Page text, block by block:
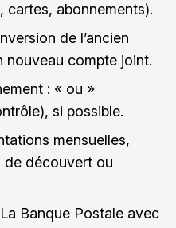
cartes, abonnements).
de l’ancien
nouveau compte joint.
: « ou »
si possible.
mensuelles,
de découvert ou
Banque Postale avec